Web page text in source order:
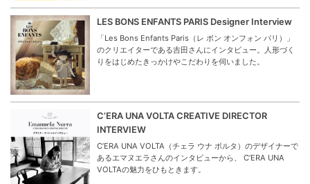
LES BONS ENFANTS PARIS Designer Interview
「Les Bons Enfants Paris（レ ボン オンフォン パリ）」
のクリエイターである吉田さんにインタビュー。人形づく
りをはじめたきっかけやこだわりを伺いました。
C’ERA UNA VOLTA CREATIVE DIRECTOR
INTERVIEW
C’ERA UNA VOLTA（チェラ ウナ ボルタ）のデザイナーで
あるエマヌエラさんのインタビューから、 C’ERA UNA
VOLTAの魅力をひもときます。